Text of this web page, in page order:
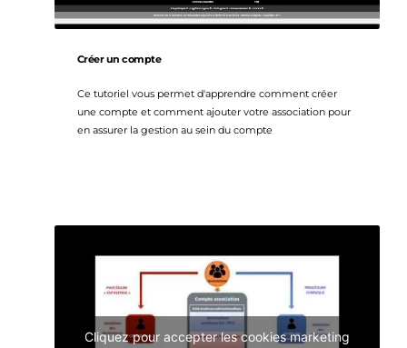
Créer un compte
Ce tutoriel vous permet d'apprendre comment créer
une compte et comment ajouter votre association pour
en assurer la gestion au sein du compte
Cliquez pour accepter les cookies marketing